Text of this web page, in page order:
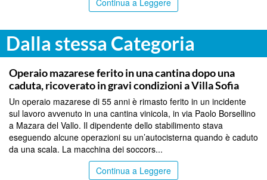
Dalla stessa Categoria
PALERMO
Operaio mazarese ferito in una cantina dopo una
caduta, ricoverato in gravi condizioni a Villa Sofia
Un operaio mazarese di 55 anni è rimasto ferito in un incidente
sul lavoro avvenuto in una cantina vinicola, in via Paolo Borsellino
a Mazara del Vallo. Il dipendente dello stabilimento stava
eseguendo alcune operazioni su un’autocisterna quando è caduto
da una scala. La macchina dei soccors...
Continua a Leggere